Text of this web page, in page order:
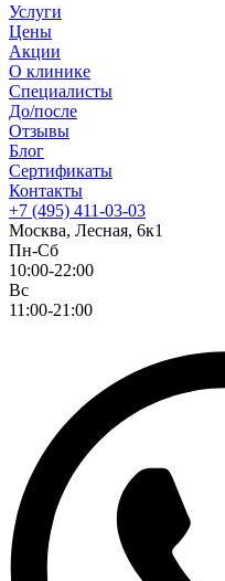
Услуги
Цены
Акции
О клинике
Специалисты
До/после
Отзывы
Блог
Сертификаты
Контакты
+7 (495) 411-03-03
Москва, Лесная, 6к1
Пн-Сб
10:00-22:00
Вс
11:00-21:00